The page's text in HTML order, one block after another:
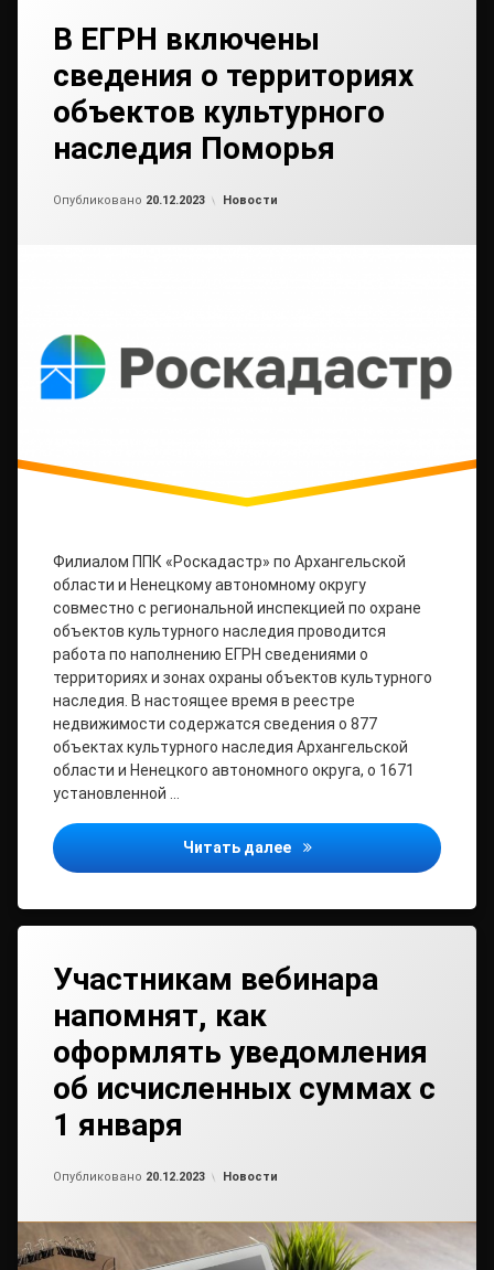
В ЕГРН включены
сведения о территориях
объектов культурного
наследия Поморья
Опубликовано 20.12.2023 Рубрики:
Новости
Филиалом ППК «Роскадастр» по Архангельской
области и Ненецкому автономному округу
совместно с региональной инспекцией по охране
объектов культурного наследия проводится
работа по наполнению ЕГРН сведениями о
территориях и зонах охраны объектов культурного
наследия. В настоящее время в реестре
недвижимости содержатся сведения о 877
объектах культурного наследия Архангельской
области и Ненецкого автономного округа, о 1671
установленной …
Читать далее В ЕГРН включены
Участникам вебинара
напомнят, как
оформлять уведомления
об исчисленных суммах с
1 января
Опубликовано 20.12.2023 Рубрики:
Новости